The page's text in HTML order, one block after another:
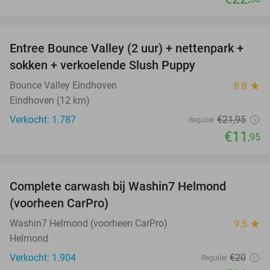
46%
Entree Bounce Valley (2 uur) + nettenpark +
sokken + verkoelende Slush Puppy
Bounce Valley Eindhoven 8.8 star
Eindhoven (12 km)
Verkocht: 1.787
Regulier €21,95
€11 ,95
Complete carwash bij Washin7 Helmond
(voorheen CarPro)
Washin7 Helmond (voorheen CarPro) 9.5 star
Helmond
Verkocht: 1.904
Regulier €20